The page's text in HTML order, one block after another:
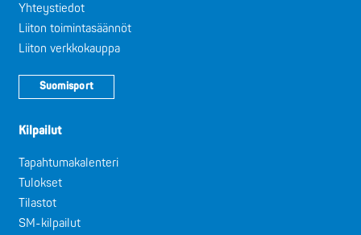
Yhteystiedot
Liiton toimintasäännöt
Liiton verkkokauppa
Suomisport
Kilpailut
Tapahtumakalenteri
Tulokset
Tilastot
SM-kilpailut